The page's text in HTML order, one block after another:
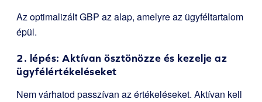
Az optimalizált GBP az alap, amelyre az ügyféltartalom
épül.
2. lépés: Aktívan ösztönözze és kezelje az
ügyfélértékeléseket
Nem várhatod passzívan az értékeléseket. Aktívan kell